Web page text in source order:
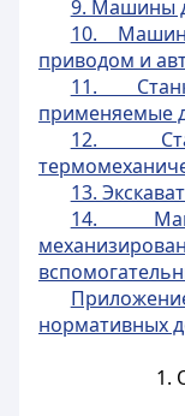
9. Машины
10.
приводом и
11.
применяемые
12.
13.
14.
нормативных
1.